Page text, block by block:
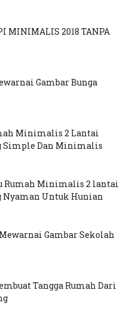
MINIMALIS 2018 TANPA
Gambar Bunga
Minimalis 2 Lantai
Simple Dan Minimalis
Rumah Minimalis 2 lantai
Nyaman Untuk Hunian
Gambar Sekolah
Tangga Rumah Dari